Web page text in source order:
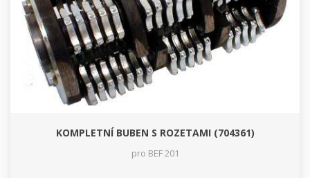
KOMPLETNÍ BUBEN S ROZETAMI (704361)
pro BEF 201